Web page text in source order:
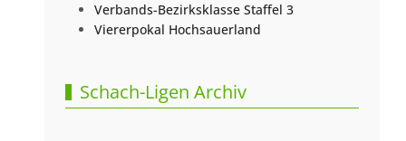
Verbands-Bezirksklasse Staffel 3
Viererpokal Hochsauerland
Schach-Ligen Archiv